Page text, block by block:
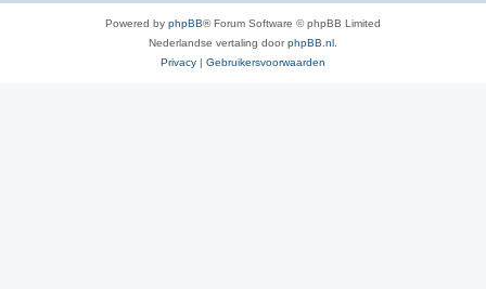
Powered by phpBB® Forum Software © phpBB Limited
Nederlandse vertaling doorphpBB.nl
Privacy | Gebruikersvoorwaarden